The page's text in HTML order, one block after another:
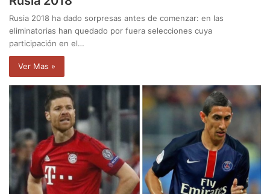
Rusia 2018 ha dado sorpresas antes de comenzar: en las
eliminatorias han quedado por fuera selecciones cuya
participación en el…
Ver Mas »